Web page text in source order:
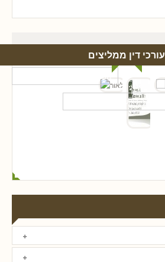
עורכי דין ממליצים